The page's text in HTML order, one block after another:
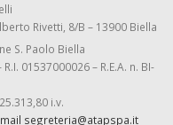
Rivetti, 8/B – 13900 Biella
S. Paolo Biella
01537000026 – R.E.A. n. BI-
i.v.
segreteria@atapspa.it